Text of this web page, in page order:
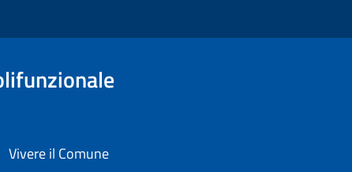
Vivere il Comune